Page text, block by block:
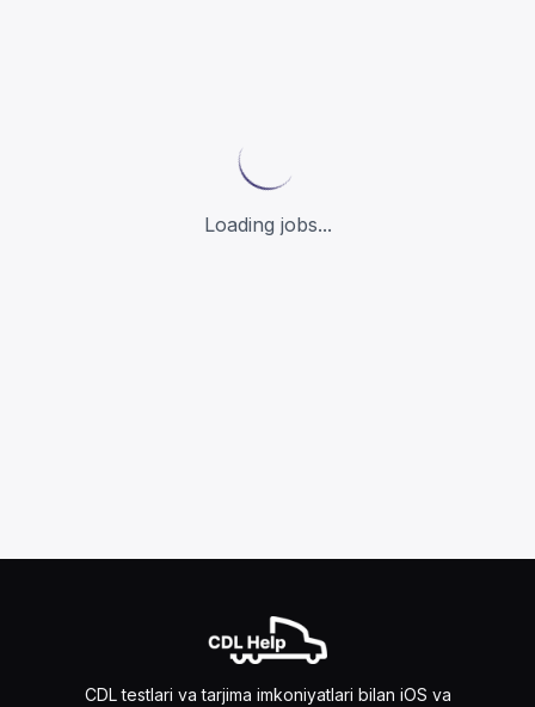
Loading jobs...
CDL testlari va tarjima imkoniyatlari bilan iOS va